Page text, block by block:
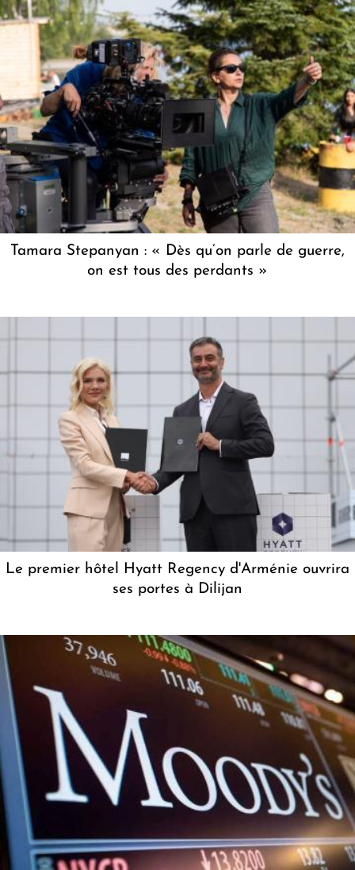
Tamara Stepanyan : « Dès qu’on parle de guerre,
on est tous des perdants »
Le premier hôtel Hyatt Regency d'Arménie ouvrira
ses portes à Dilijan